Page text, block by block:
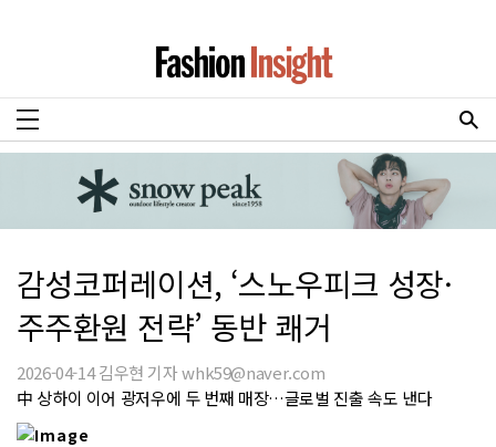
감성코퍼레이션, ‘스노우피크 성장·
주주환원 전략’ 동반 쾌거
2026-04-14 김우현 기자 whk59@naver.com
中 상하이 이어 광저우에 두 번째 매장…글로벌 진출 속도 낸다